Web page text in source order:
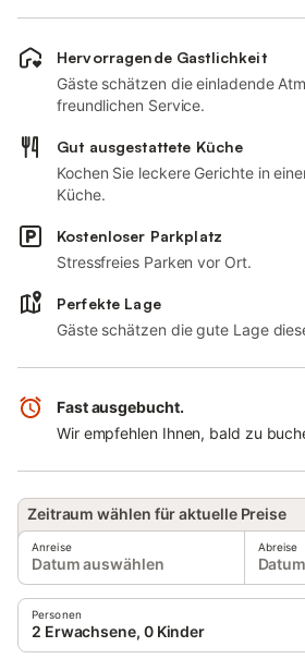
Hervorragende Gastlichkeit
Gäste schätzen die einladende
freundlichen Service.
Gut ausgestattete Küche
Kochen Sie leckere Gerichte in
Küche.
Kostenloser Parkplatz
Stressfreies Parken vor Ort.
Perfekte Lage
Gäste schätzen die gute Lage
Fast ausgebucht.
Wir empfehlen Ihnen, bald zu
Zeitraum wählen für aktuelle Preise
Anreise
Datum auswählen
Abreise
Personen
2 Erwachsene, 0 Kinder